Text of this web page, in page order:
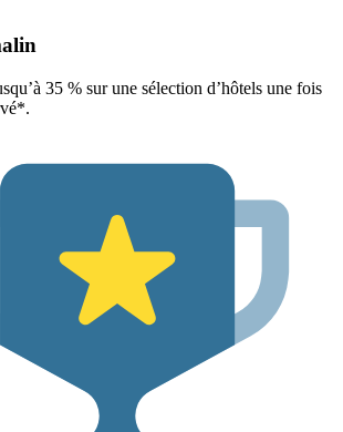
35 % sur une sélection d’hôtels une fois